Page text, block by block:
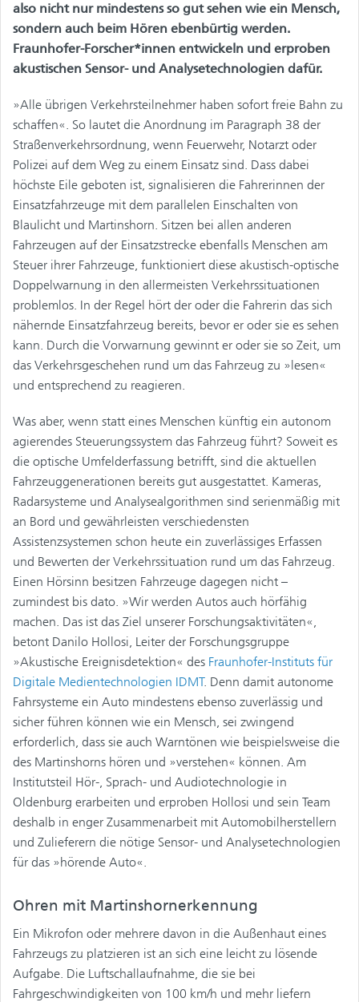
also nicht nur mindestens so gut sehen wie ein Mensch,
sondern auch beim Hören ebenbürtig werden.
Fraunhofer-Forscher*innen entwickeln und erproben
akustischen Sensor- und Analysetechnologien dafür.
»Alle übrigen Verkehrsteilnehmer haben sofort freie Bahn zu
schaffen«. So lautet die Anordnung im Paragraph 38 der
Straßenverkehrsordnung, wenn Feuerwehr, Notarzt oder
Polizei auf dem Weg zu einem Einsatz sind. Dass dabei
höchste Eile geboten ist, signalisieren die Fahrerinnen der
Einsatzfahrzeuge mit dem parallelen Einschalten von
Blaulicht und Martinshorn. Sitzen bei allen anderen
Fahrzeugen auf der Einsatzstrecke ebenfalls Menschen am
Steuer ihrer Fahrzeuge, funktioniert diese akustisch-optische
Doppelwarnung in den allermeisten Verkehrssituationen
problemlos. In der Regel hört der oder die Fahrerin das sich
nähernde Einsatzfahrzeug bereits, bevor er oder sie es sehen
kann. Durch die Vorwarnung gewinnt er oder sie so Zeit, um
das Verkehrsgeschehen rund um das Fahrzeug zu »lesen«
und entsprechend zu reagieren.
Was aber, wenn statt eines Menschen künftig ein autonom
agierendes Steuerungssystem das Fahrzeug führt? Soweit es
die optische Umfelderfassung betrifft, sind die aktuellen
Fahrzeuggenerationen bereits gut ausgestattet. Kameras,
Radarsysteme und Analysealgorithmen sind serienmäßig mit
an Bord und gewährleisten verschiedensten
Assistenzsystemen schon heute ein zuverlässiges Erfassen
und Bewerten der Verkehrssituation rund um das Fahrzeug.
Einen Hörsinn besitzen Fahrzeuge dagegen nicht –
zumindest bis dato. »Wir werden Autos auch hörfähig
machen. Das ist das Ziel unserer Forschungsaktivitäten«,
betont Danilo Hollosi, Leiter der Forschungsgruppe
»Akustische Ereignisdetektion« des Fraunhofer-Instituts für
Digitale Medientechnologien IDMT. Denn damit autonome
Fahrsysteme ein Auto mindestens ebenso zuverlässig und
sicher führen können wie ein Mensch, sei zwingend
erforderlich, dass sie auch Warntönen wie beispielsweise die
des Martinshorns hören und »verstehen« können. Am
Institutsteil Hör-, Sprach- und Audiotechnologie in
Oldenburg erarbeiten und erproben Hollosi und sein Team
deshalb in enger Zusammenarbeit mit Automobilherstellern
und Zulieferern die nötige Sensor- und Analysetechnologien
für das »hörende Auto«.
Ohren mit Martinshornerkennung
Ein Mikrofon oder mehrere davon in die Außenhaut eines
Fahrzeugs zu platzieren ist an sich eine leicht zu lösende
Aufgabe. Die Luftschallaufnahme, die sie bei
Fahrgeschwindigkeiten von 100 km/h und mehr liefern